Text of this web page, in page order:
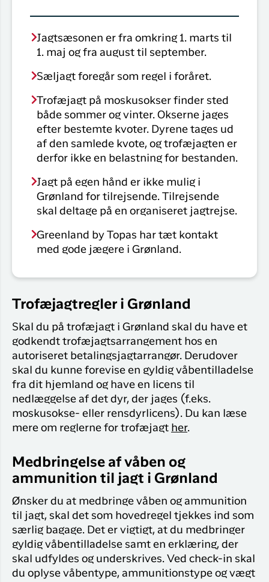
Jagtsæsonen er fra omkring 1. marts til
1. maj og fra august til september.
Sæljagt foregår som regel i foråret.
Trofæjagt på moskusokser finder sted
både sommer og vinter. Okserne jages
efter bestemte kvoter. Dyrene tages ud
af den samlede kvote, og trofæjagten er
derfor ikke en belastning for bestanden.
Jagt på egen hånd er ikke mulig i
Grønland for tilrejsende. Tilrejsende
skal deltage på en organiseret jagtrejse.
Greenland by Topas har tæt kontakt
med gode jægere i Grønland.
Trofæjagtregler i Grønland
Skal du på trofæjagt i Grønland skal du have et
godkendt trofæjagtsarrangement hos en
autoriseret betalingsjagtarrangør. Derudover
skal du kunne forevise en gyldig våbentilladelse
fra dit hjemland og have en licens til
nedlæggelse af det dyr, der jages (f.eks.
moskusokse- eller rensdyrlicens). Du kan læse
mere om reglerne for trofæjagt her.
Medbringelse af våben og
ammunition til jagt i Grønland
Ønsker du at medbringe våben og ammunition
til jagt, skal det som hovedregel tjekkes ind som
særlig bagage. Det er vigtigt, at du medbringer
gyldig våbentilladelse samt en erklæring, der
skal udfyldes og underskrives. Ved check-in skal
du oplyse våbentype, ammunitionstype og vægt